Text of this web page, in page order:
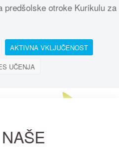
predšolske otroke Kurikulu za
AKTIVNA VKLJUČENOST
UČENJA